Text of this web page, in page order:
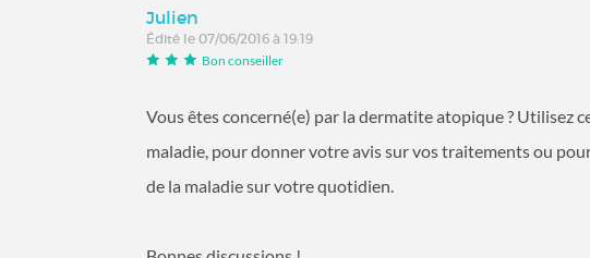
Julien
Édité le 07/06/2016 à 19:19
Bon conseiller
Vous êtes concerné(e) par la dermatite atopique ? Utilisez
maladie, pour donner votre avis sur vos traitements ou
de la maladie sur votre quotidien.